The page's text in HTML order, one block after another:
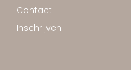
Contact
Inschrijven